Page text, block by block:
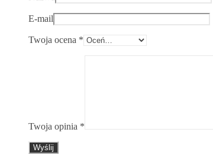
E-mail
Twoja ocena *
Twoja opinia *